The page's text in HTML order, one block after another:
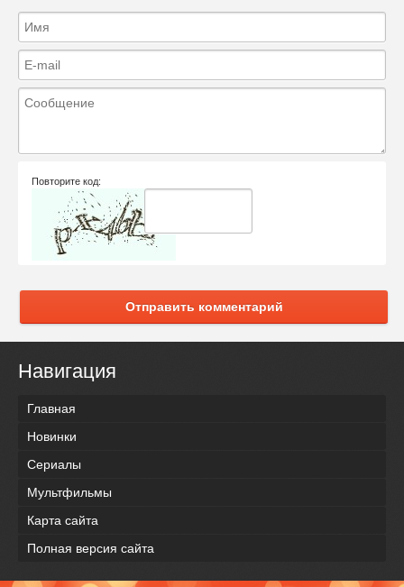
Повторите код:
Отправить комментарий
Навигация
Главная
Новинки
Сериалы
Мультфильмы
Карта сайта
Полная версия сайта